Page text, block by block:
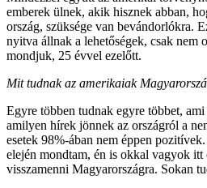
emberek ülnek, akik hisznek abban,
ország, szüksége van bevándorlókra.
nyitva állnak a lehetőségek, csak nem
mondjuk, 25 évvel ezelőtt.
Mit tudnak az amerikaiak
Egyre többen tudnak egyre többet,
amilyen hírek jönnek az országról a
esetek 98%-ában nem éppen
elején mondtam, én is okkal vagyok itt
visszamenni Magyarországra. Sokan